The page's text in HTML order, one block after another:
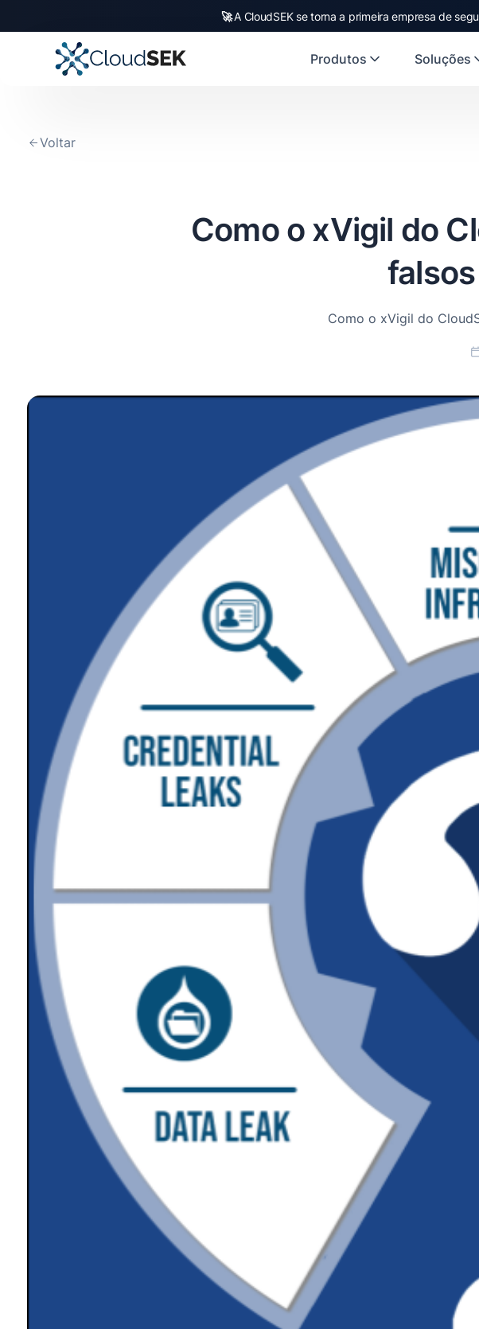
🚀A CloudSEK se torna a primeira empresa de
Produtos Soluções
Voltar
Como o xVigil do
Como o xVigil do